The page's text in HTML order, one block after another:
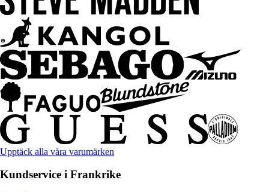
Upptäck alla våra varumärken
Kundservice i Frankrike